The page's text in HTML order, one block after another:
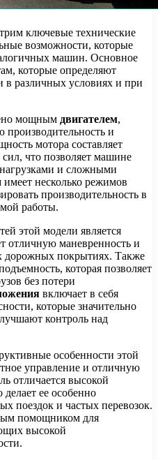
ключевые технические
возможности, которые
машин. Основное
которые определяют
в различных условиях и при
мощным двигателем,
производительность и
мотора составляет
что позволяет машине
и сложными
имеет несколько режимов
производительность в
работы.
этой модели является
отличную маневренность и
дорожных покрытиях. Также
которая позволяет
без потери
включает в себя
которые значительно
контроль над
особенности этой
управление и отличную
отличается высокой
делает ее особенно
поездок и частых перевозок.
помощником для
высокой